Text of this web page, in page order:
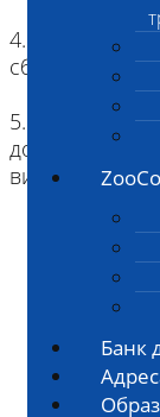
Банк
4. Хранение:
сбора
5. Доставка:
доставляется
виде при